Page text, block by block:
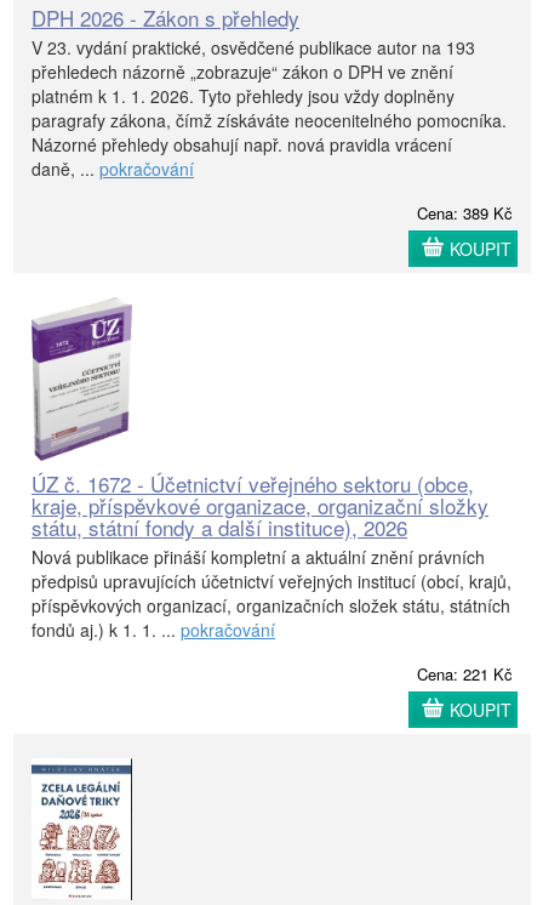
DPH 2026 - Zákon s přehledy
V 23. vydání praktické, osvědčené publikace autor na 193
přehledech názorně „zobrazuje“ zákon o DPH ve znění
platném k 1. 1. 2026. Tyto přehledy jsou vždy doplněny
paragrafy zákona, čímž získáváte neocenitelného pomocníka.
Názorné přehledy obsahují např. nová pravidla vrácení
daně, ... pokračování
Cena: 389 Kč
KOUPIT
ÚZ č. 1672 - Účetnictví veřejného sektoru (obce,
kraje, příspěvkové organizace, organizační složky
státu, státní fondy a další instituce), 2026
Nová publikace přináší kompletní a aktuální znění právních
předpisů upravujících účetnictví veřejných institucí (obcí, krajů,
příspěvkových organizací, organizačních složek státu, státních
fondů aj.) k 1. 1. ... pokračování
Cena: 221 Kč
KOUPIT